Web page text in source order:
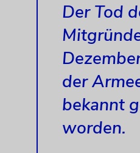
Der Tod
der
bekannt
worden.